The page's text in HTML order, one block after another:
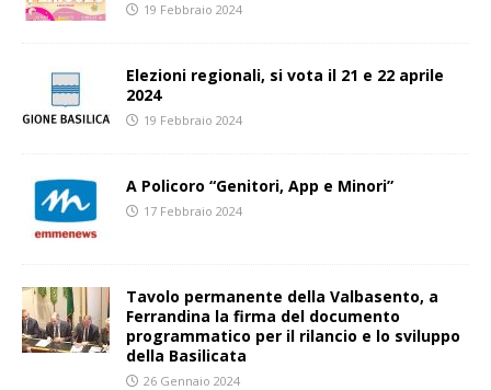
19 Febbraio 2024
Elezioni regionali, si vota il 21 e 22 aprile
2024
19 Febbraio 2024
A Policoro “Genitori, App e Minori”
17 Febbraio 2024
Tavolo permanente della Valbasento, a
Ferrandina la firma del documento
programmatico per il rilancio e lo sviluppo
della Basilicata
26 Gennaio 2024